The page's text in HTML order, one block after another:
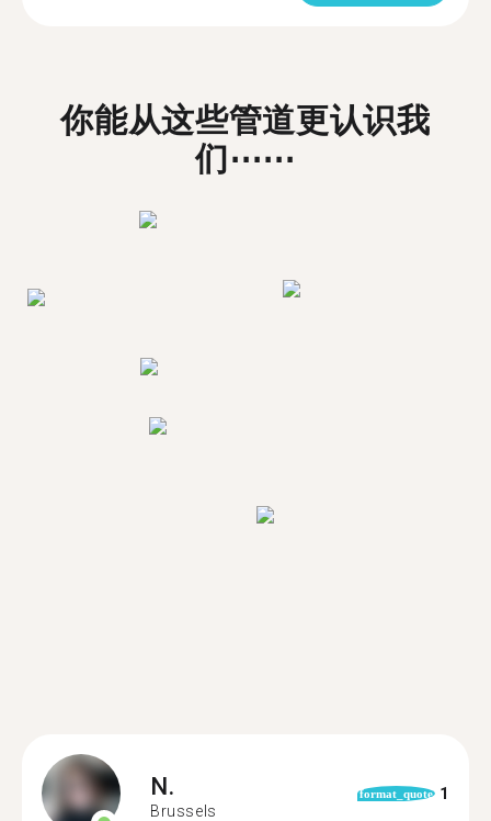
你能从这些管道更认识我
们⋯⋯
N.
Brussels
format_quote 1